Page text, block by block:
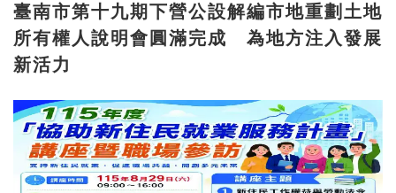
臺南市第十九期下營公設解編市地重劃土地
所有權人說明會圓滿完成 為地方注入發展
新活力